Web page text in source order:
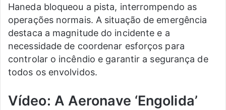
Haneda bloqueou a pista, interrompendo as
operações normais. A situação de emergência
destaca a magnitude do incidente e a
necessidade de coordenar esforços para
controlar o incêndio e garantir a segurança de
todos os envolvidos.
Vídeo: A Aeronave ‘Engolida’